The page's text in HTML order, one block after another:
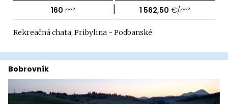
160 m² | 1 562,50 €/m²
Rekreačná chata, Pribylina - Podbanské
Bobrovník